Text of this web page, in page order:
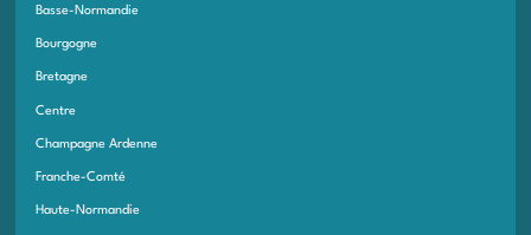
Basse-Normandie
Bourgogne
Bretagne
Centre
Champagne Ardenne
Franche-Comté
Haute-Normandie